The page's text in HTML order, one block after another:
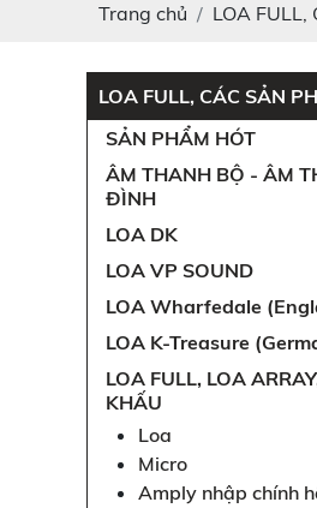
Trang chủ LOA FULL,
LOA FULL, CÁC SẢN
SẢN PHẨM HÓT
ÂM THANH BỘ - ÂM
ĐÌNH
LOA DK
LOA VP SOUND
LOA Wharfedale
LOA K-Treasure
LOA FULL, LOA
KHẤU
Loa
Micro
Amply nhập chính